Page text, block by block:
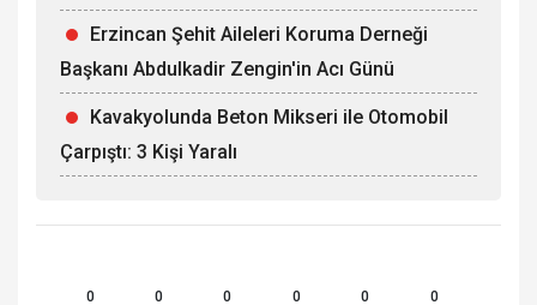
Erzincan Şehit Aileleri Koruma Derneği
Başkanı Abdulkadir Zengin'in Acı Günü
Kavakyolunda Beton Mikseri ile Otomobil
Çarpıştı: 3 Kişi Yaralı
0 0 0 0 0 0